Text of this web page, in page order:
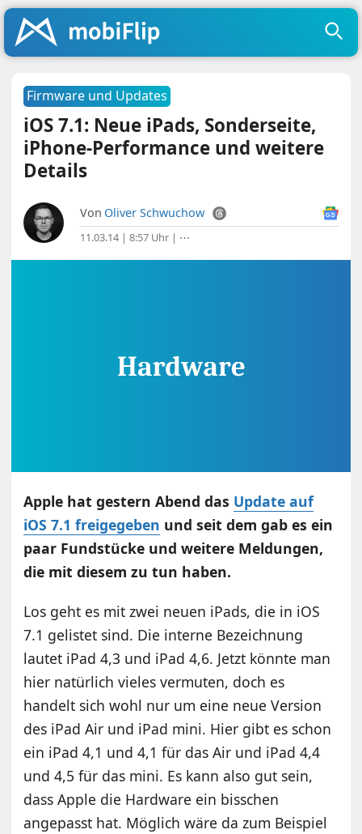
Firmware und Updates
iOS 7.1: Neue iPads, Sonderseite,
iPhone-Performance und weitere
Details
Von Oliver Schwuchow
11.03.14 | 8:57 Uhr | ⋯
Apple hat gestern Abend das Update auf
iOS 7.1 freigegeben und seit dem gab es ein
paar Fundstücke und weitere Meldungen,
die mit diesem zu tun haben.
Los geht es mit zwei neuen iPads, die in iOS
7.1 gelistet sind. Die interne Bezeichnung
lautet iPad 4,3 und iPad 4,6. Jetzt könnte man
hier natürlich vieles vermuten, doch es
handelt sich wohl nur um eine neue Version
des iPad Air und iPad mini. Hier gibt es schon
ein iPad 4,1 und 4,1 für das Air und iPad 4,4
und 4,5 für das mini. Es kann also gut sein,
dass Apple die Hardware ein bisschen
angepasst hat. Möglich wäre da zum Beispiel